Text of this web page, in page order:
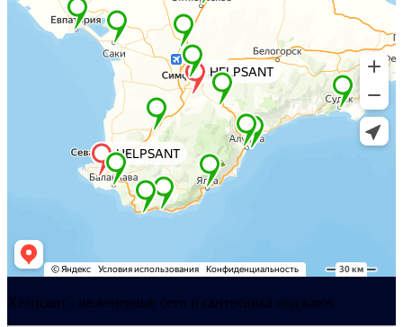
Хелпсант - инженерные сети и сантехника под ключ